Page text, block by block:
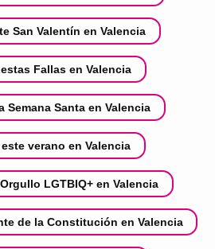
San Valentín en Valencia
Fallas en Valencia
Semana Santa en Valencia
verano en Valencia
LGTBIQ+ en Valencia
de la Constitución en Valencia